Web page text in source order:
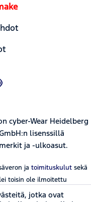
cyber-Wear Heidelberg
lisenssillä
ja -ulkoasut.
ja toimituskulutsekä
toisin ole ilmoitettu
jotka ovat